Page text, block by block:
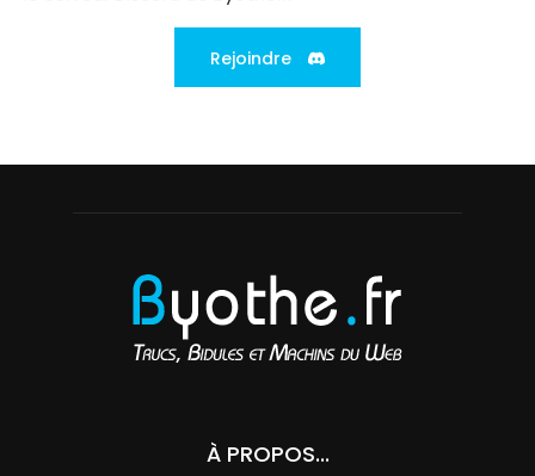
Rejoindre
À PROPOS...